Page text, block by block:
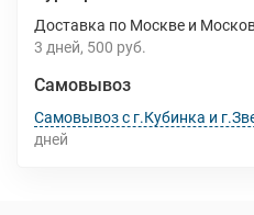
Доставка по Москве и
3 дней 500 руб.
Самовывоз
Самовывоз с г.Кубинка и
дней